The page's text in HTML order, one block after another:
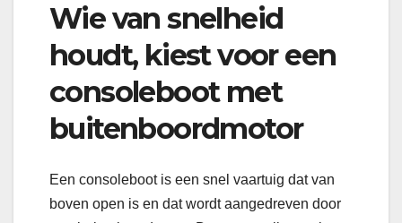
Wie van snelheid
houdt, kiest voor een
consoleboot met
buitenboordmotor
Een consoleboot is een snel vaartuig dat van
boven open is en dat wordt aangedreven door